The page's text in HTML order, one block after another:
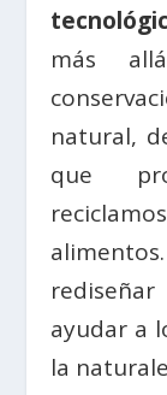
más
natural,
que
ayudar a
la